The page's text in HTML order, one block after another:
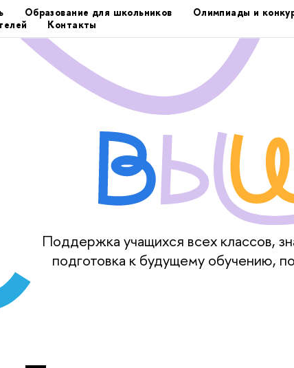
Образование для школьников Олимпиады и
Контакты
Поддержка учащихся всех классов,
подготовка к будущему обучению,